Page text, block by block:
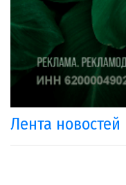
Лента новостей